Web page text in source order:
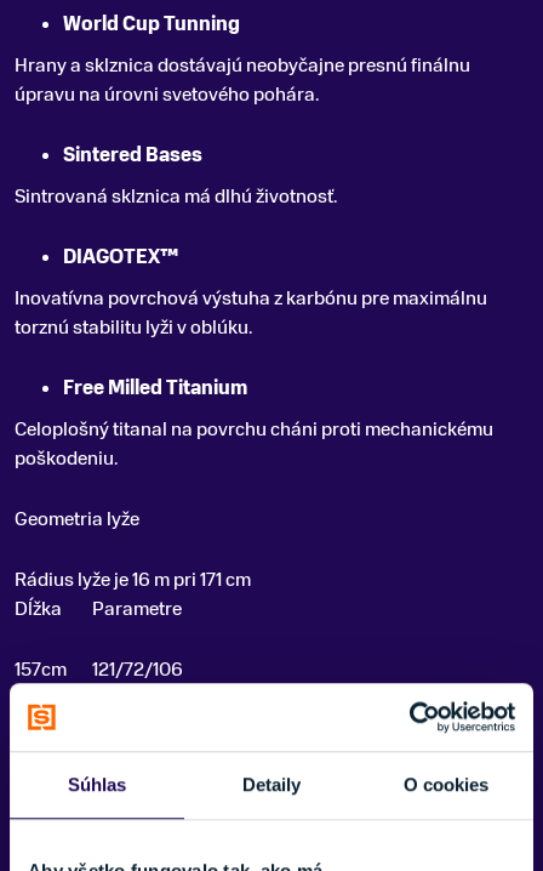
Súhlas Detaily O cookies
World Cup Tunning
Hrany a sklznica dostávajú neobyčajne presnú finálnu
úpravu na úrovni svetového pohára.
Sintered Bases
Sintrovaná sklznica má dlhú životnosť.
DIAGOTEX™
Inovatívna povrchová výstuha z karbónu pre maximálnu
torznú stabilitu lyži v oblúku.
Free Milled Titanium
Celoplošný titanal na povrchu cháni proti mechanickému
poškodeniu.
Geometria lyže
Rádius lyže je 16 m pri 171 cm
Dĺžka
Parametre
157cm 121/72/106
164cm
121/72/106